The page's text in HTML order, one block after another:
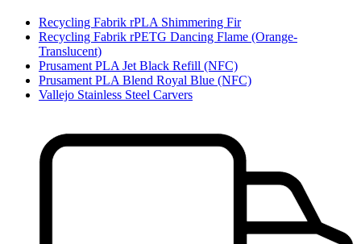
Recycling Fabrik rPLA Shimmering Fir
Recycling Fabrik rPETG Dancing Flame (Orange-
Translucent)
Prusament PLA Jet Black Refill (NFC)
Prusament PLA Blend Royal Blue (NFC)
Vallejo Stainless Steel Carvers